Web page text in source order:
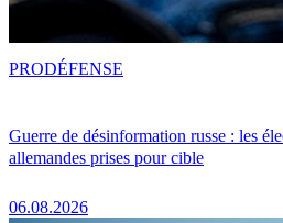
Guerre de désinformation russe : les
allemandes prises pour cible
06.08.2026
PRODÉFENSE